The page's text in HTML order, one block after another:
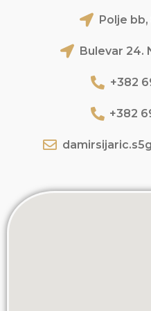
Polje
Bulevar 24.
+382
+382